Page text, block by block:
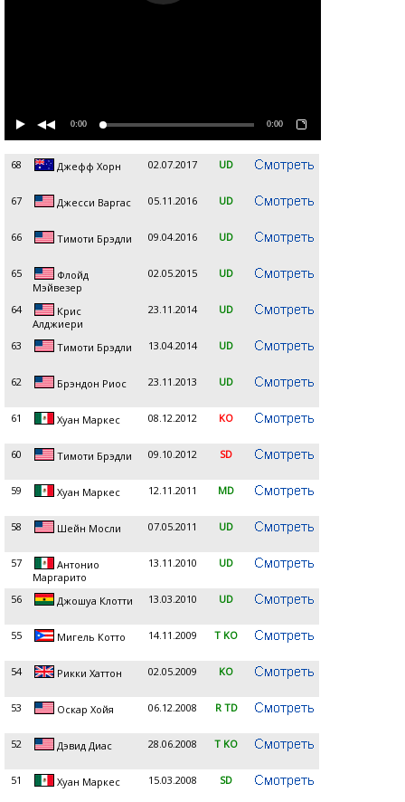
0:00 0:00
68 Джефф Хорн 02.07.2017 UD
67 Джесси Варгас 05.11.2016 UD
66 Тимоти Брэдли 09.04.2016 UD
65
Флойд
Мэйвезер
02.05.2015 UD
64
Крис
Алджиери
23.11.2014 UD
63 Тимоти Брэдли 13.04.2014 UD
62 Брэндон Риос 23.11.2013 UD
61 Хуан Маркеc 08.12.2012 KO
60 Тимоти Брэдли 09.10.2012 SD
59 Хуан Маркес 12.11.2011 MD
58 Шейн Мосли 07.05.2011 UD
57
Антонио
Маргарито
13.11.2010 UD
56 Джошуа Клотти 13.03.2010 UD
55 Мигель Котто 14.11.2009 T KO
54 Рикки Хаттон 02.05.2009 KO
53 Оскар Хойя 06.12.2008 R TD
52 Дэвид Диас 28.06.2008 T KO
51 Хуан Маркес 15.03.2008 SD